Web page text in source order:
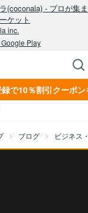
で10％割引クーポン
ブログ ビジネス